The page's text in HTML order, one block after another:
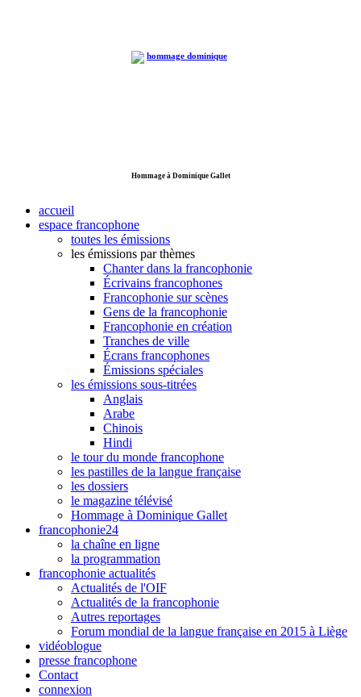
Hommage à Dominique Gallet
accueil
espace francophone
toutes les émissions
les émissions par thèmes
Chanter dans la francophonie
Écrivains francophones
Francophonie sur scènes
Gens de la francophonie
Francophonie en création
Tranches de ville
Écrans francophones
Émissions spéciales
les émissions sous-titrées
Anglais
Arabe
Chinois
Hindi
le tour du monde francophone
les pastilles de la langue française
les dossiers
le magazine télévisé
Hommage à Dominique Gallet
francophonie24
la chaîne en ligne
la programmation
francophonie actualités
Actualités de l'OIF
Actualités de la francophonie
Autres reportages
Forum mondial de la langue française en 2015 à Liège
vidéoblogue
presse francophone
Contact
connexion